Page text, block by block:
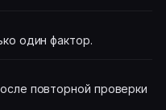
один фактор.
повторной проверки